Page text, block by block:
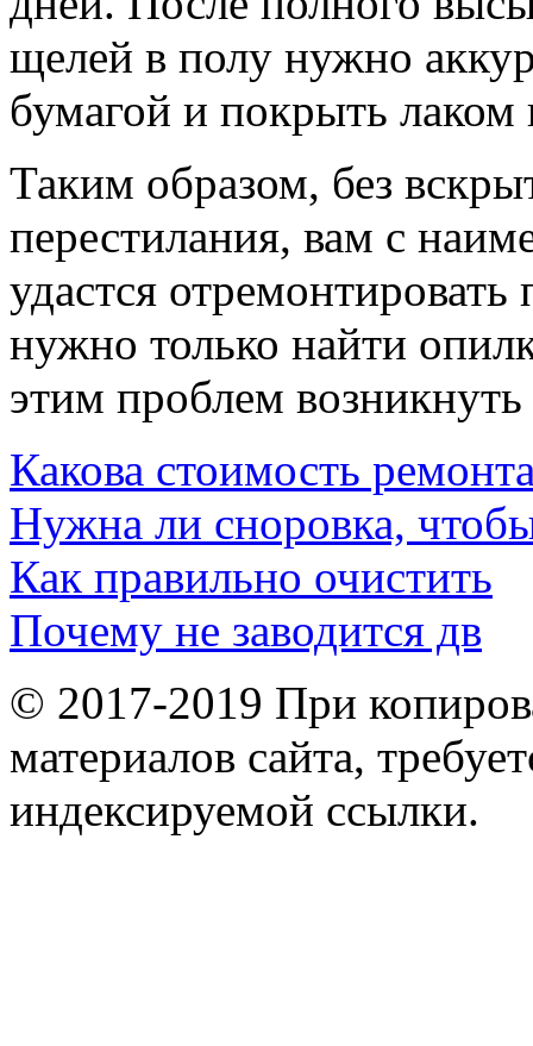
щелей в полу нужно
бумагой и покрыть лаком
Таким образом, без
перестилания, вам с
удастся
нужно только найти
этим проблем
Какова стоимость
Нужна ли сноровка,
Как правильно очистить
Почему не заводится дв
© 2017-2019 При
материалов сайта,
индексируемой ссылки.